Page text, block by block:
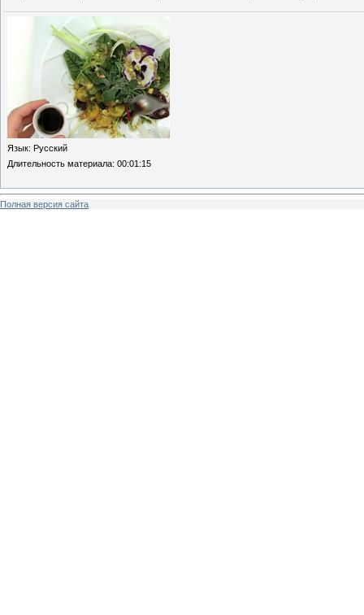
Язык: Русский
Длительность материала: 00:01:15
Полная версия сайта